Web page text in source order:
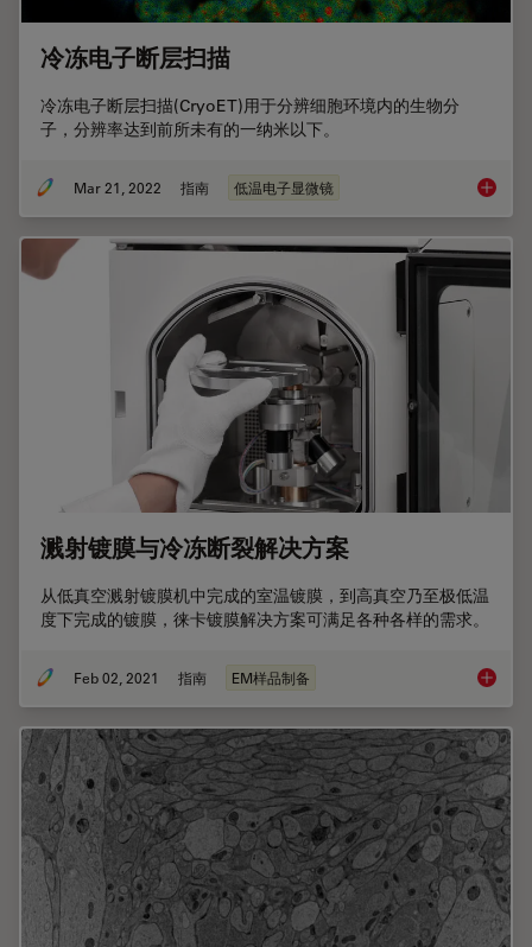
冷冻电子断层扫描
冷冻电子断层扫描(CryoET)用于分辨细胞环境内的生物分
子，分辨率达到前所未有的一纳米以下。
Mar 21, 2022 指南 低温电子显微镜 冷冻电
溅射镀膜与冷冻断裂解决方案
从低真空溅射镀膜机中完成的室温镀膜，到高真空乃至极低温
度下完成的镀膜，徕卡镀膜解决方案可满足各种各样的需求。
Feb 02, 2021 指南 EM样品制备 溅射镀